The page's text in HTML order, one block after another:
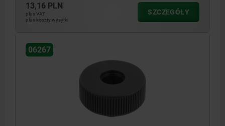
13,16 PLN
plus VAT
plus koszty wysyłki
SZCZEGÓŁY
06267